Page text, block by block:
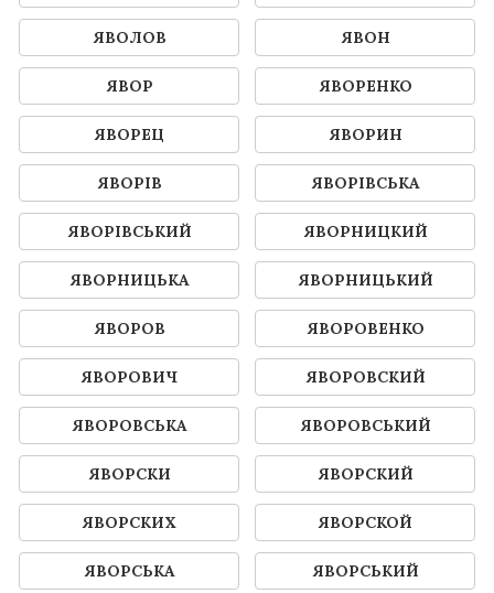
ЯВОЛОВ ЯВОН
ЯВОР ЯВОРЕНКО
ЯВОРЕЦ ЯВОРИН
ЯВОРІВ ЯВОРІВСЬКА
ЯВОРІВСЬКИЙ ЯВОРНИЦКИЙ
ЯВОРНИЦЬКА ЯВОРНИЦЬКИЙ
ЯВОРОВ ЯВОРОВЕНКО
ЯВОРОВИЧ ЯВОРОВСКИЙ
ЯВОРОВСЬКА ЯВОРОВСЬКИЙ
ЯВОРСКИ ЯВОРСКИЙ
ЯВОРСКИХ ЯВОРСКОЙ
ЯВОРСЬКА ЯВОРСЬКИЙ